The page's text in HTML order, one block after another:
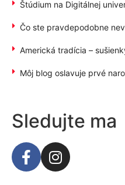
Štúdium na Digitálnej
Čo ste pravdepodobne
Americká tradícia –
Môj blog oslavuje prvé
Sledujte ma